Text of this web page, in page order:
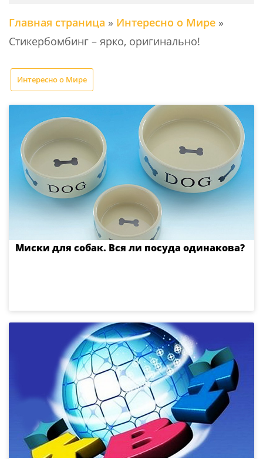
Главная страница » Интересно о Мире »
Стикербомбинг – ярко, оригинально!
Интересно о Мире
Миски для собак. Вся ли посуда одинакова?